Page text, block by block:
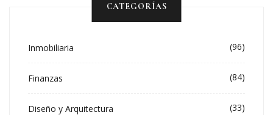
CATEGORÍAS
Inmobiliaria (96)
Finanzas (84)
Diseño y Arquitectura (33)